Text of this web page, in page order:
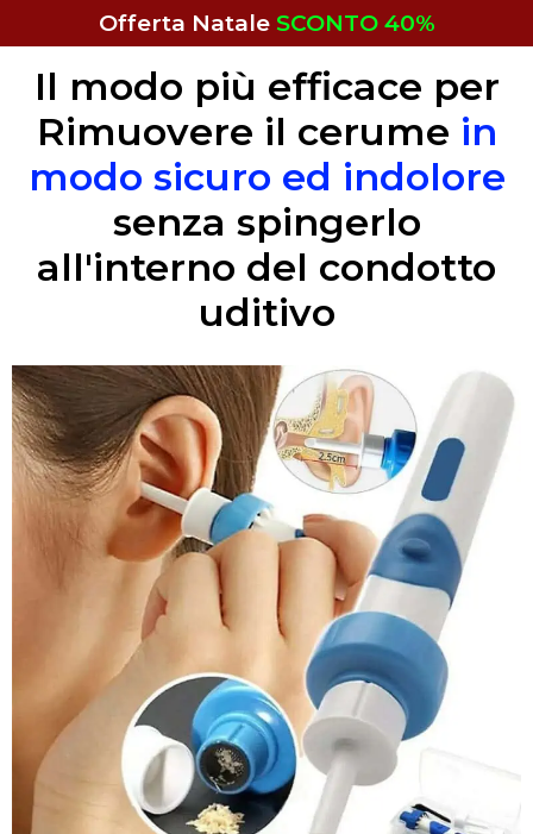
Offerta Natale SCONTO 40%
Il modo più efficace per
Rimuovere il cerume in
modo sicuro ed indolore
senza spingerlo
all'interno del condotto
uditivo